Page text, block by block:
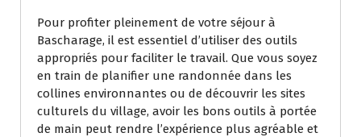
Pour profiter pleinement de votre séjour à
Bascharage, il est essentiel d’utiliser des outils
appropriés pour faciliter le travail. Que vous soyez
en train de planifier une randonnée dans les
collines environnantes ou de découvrir les sites
culturels du village, avoir les bons outils à portée
de main peut rendre l’expérience plus agréable et